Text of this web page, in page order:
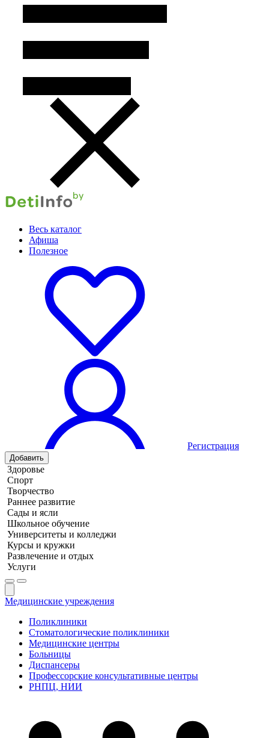
Весь каталог
Афиша
Полезное
Регистрация
Добавить
Здоровье
Спорт
Творчество
Раннее развитие
Сады и ясли
Школьное обучение
Университеты и колледжи
Курсы и кружки
Развлечение и отдых
Услуги
Медицинские учреждения
Поликлиники
Стоматологические поликлиники
Медицинские центры
Больницы
Диспансеры
Профессорские консультативные центры
РНПЦ, НИИ